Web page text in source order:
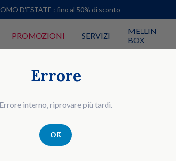
D'ESTATE : fino al 50% di sconto
PROMOZIONI SERVIZI
MELLIN
BOX
Latti
Errore
Errore interno, riprovare più tardi.
OK